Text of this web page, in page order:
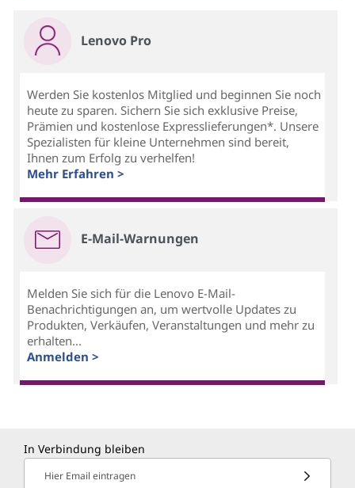
Lenovo Pro
Werden Sie kostenlos Mitglied und beginnen Sie noch
heute zu sparen. Sichern Sie sich exklusive Preise,
Prämien und kostenlose Expresslieferungen*. Unsere
Spezialisten für kleine Unternehmen sind bereit,
Ihnen zum Erfolg zu verhelfen!
Mehr Erfahren >
E-Mail-Warnungen
Melden Sie sich für die Lenovo E-Mail-
Benachrichtigungen an, um wertvolle Updates zu
Produkten, Verkäufen, Veranstaltungen und mehr zu
erhalten...
Anmelden >
In Verbindung bleiben
Hier Email eintragen